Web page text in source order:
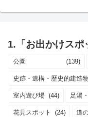
1.「お出かけスポ
公園 (139)
史跡・遺構・歴史的建造物
室内遊び場 (44) 足湯
花見スポット (24) 道